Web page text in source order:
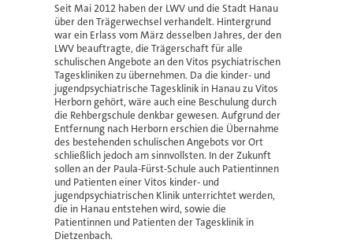
Seit Mai 2012 haben der LWV und die Stadt Hanau
über den Trägerwechsel verhandelt. Hintergrund
war ein Erlass vom März desselben Jahres, der den
LWV beauftragte, die Trägerschaft für alle
schulischen Angebote an den Vitos psychiatrischen
Tageskliniken zu übernehmen. Da die kinder- und
jugendpsychiatrische Tagesklinik in Hanau zu Vitos
Herborn gehört, wäre auch eine Beschulung durch
die Rehbergschule denkbar gewesen. Aufgrund der
Entfernung nach Herborn erschien die Übernahme
des bestehenden schulischen Angebots vor Ort
schließlich jedoch am sinnvollsten. In der Zukunft
sollen an der Paula-Fürst-Schule auch Patientinnen
und Patienten einer Vitos kinder- und
jugendpsychiatrischen Klinik unterrichtet werden,
die in Hanau entstehen wird, sowie die
Patientinnen und Patienten der Tagesklinik in
Dietzenbach.